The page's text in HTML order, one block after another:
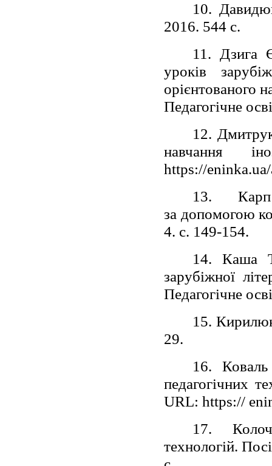
10.
2016. 544 с.
11. Дзига
уроків
орієнтованого
Педагогічне
12.
навчання
https://
13.
за допомогою
4. с. 149-154.
14. Каша
зарубіжної
Педагогічне
15.
29.
16.
педагогічних
URL: https://
17.
технологій.